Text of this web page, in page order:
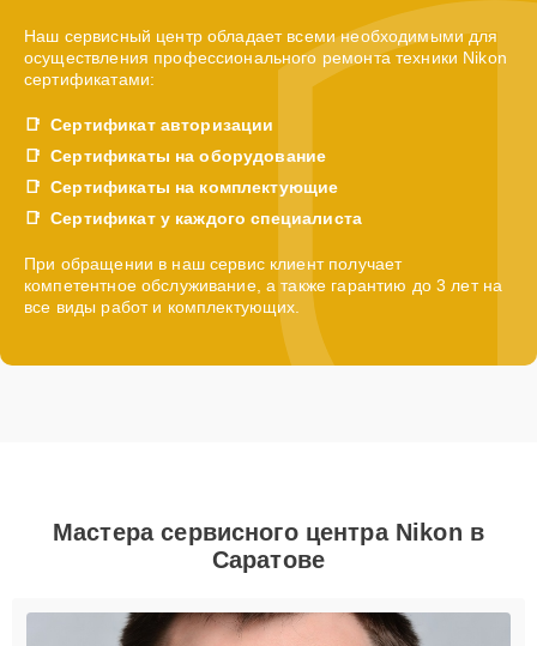
Наш сервисный центр обладает всеми необходимыми для
осуществления профессионального ремонта техники Nikon
сертификатами:
Сертификат авторизации
Сертификаты на оборудование
Сертификаты на комплектующие
Сертификат у каждого специалиста
При обращении в наш сервис клиент получает
компетентное обслуживание, а также гарантию до 3 лет на
все виды работ и комплектующих.
Мастера сервисного центра Nikon в
Саратове